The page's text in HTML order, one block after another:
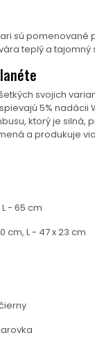
sú pomenované
teplý a tajomný
svojich
5% nadácii
ktorý je silná,
a produkuje
- 65 cm
cm, L - 47 x 23 cm